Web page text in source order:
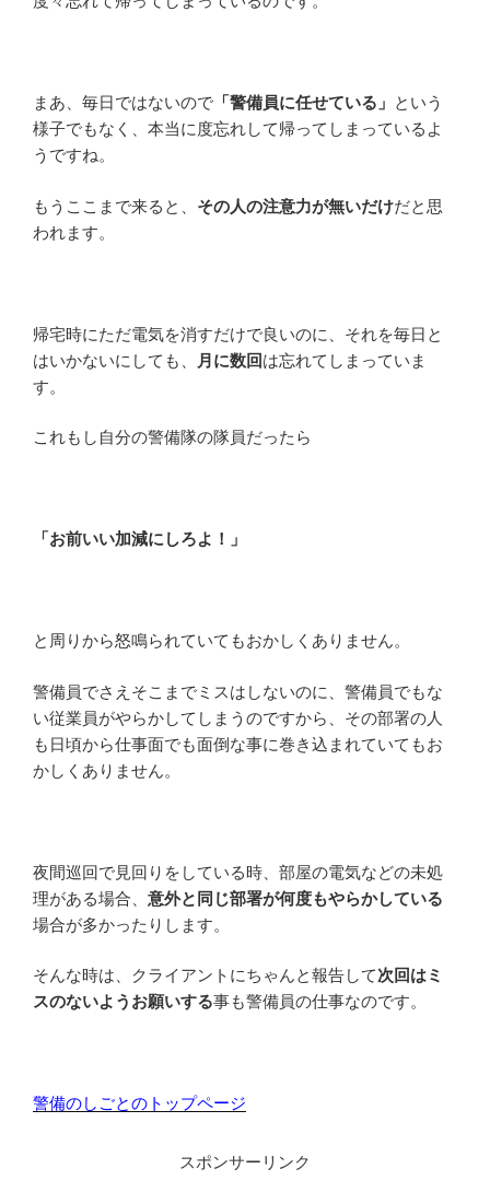
まあ、毎日ではないので 「警備員に任せている」 という
様子でもなく、本当に度忘れして帰ってしまっているよ
うですね。
もうここまで来ると、 その人の注意力が無いだけだと思
われます。
帰宅時にただ電気を消すだけで良いのに、それを毎日と
はいかないにしても、
月に数回は忘れてしまっていま
す。
これもし自分の警備隊の隊員だったら
「お前いい加減にしろよ！」
と周りから怒鳴られていてもおかしくありません。
警備員でさえそこまでミスはしないのに、警備員でもな
い従業員がやらかしてしまうのですから、その部署の人
も日頃から仕事面でも面倒な事に巻き込まれていてもお
かしくありません。
夜間巡回で見回りをしている時、部屋の電気などの未処
理がある場合、 意外と同じ部署が何度もやらかしている
場合が多かったりします。
そんな時は、クライアントにちゃんと報告して次回はミ
スのないようお願いする事も警備員の仕事なのです。
警備のしごとのトップページ
スポンサーリンク